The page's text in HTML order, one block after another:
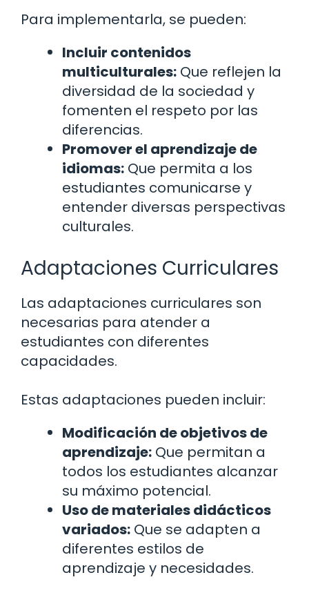
Para implementarla, se pueden:
Incluir contenidos
multiculturales: Que reflejen la
diversidad de la sociedad y
fomenten el respeto por las
diferencias.
Promover el aprendizaje de
idiomas: Que permita a los
estudiantes comunicarse y
entender diversas perspectivas
culturales.
Adaptaciones Curriculares
Las adaptaciones curriculares son
necesarias para atender a
estudiantes con diferentes
capacidades.
Estas adaptaciones pueden incluir:
Modificación de objetivos de
aprendizaje: Que permitan a
todos los estudiantes alcanzar
su máximo potencial.
Uso de materiales didácticos
variados: Que se adapten a
diferentes estilos de
aprendizaje y necesidades.